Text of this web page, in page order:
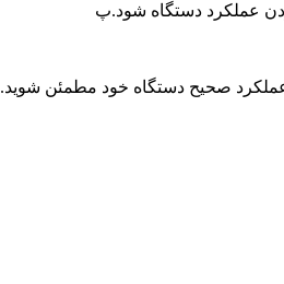
عملکرد دستگاه شود.پ
عملکرد صحیح دستگاه خود مطمئن شوید.